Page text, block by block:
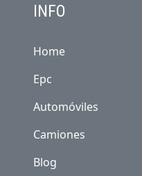
INFO
Home
Epc
Automóviles
Camiones
Blog